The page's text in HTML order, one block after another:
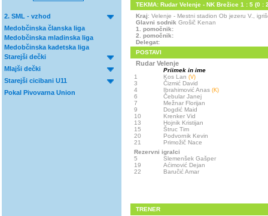
2. SML - vzhod
Medobčinska članska liga
Medobčinska mladinska liga
Medobčinska kadetska liga
Starejši dečki
Mlajši dečki
Starejši cicibani U11
Pokal Pivovarna Union
TEKMA: Rudar Velenje - NK Brežice 1 : 5 (0 :
Kraj: Velenje - Mestni stadion Ob jezeru V.,
Glavni sodnik Grošič Kenan
1. pomočnik:
2. pomočnik:
Delegat:
POSTAVI
Rudar Velenje
Priimek in ime
1
Kos Lan (V)
3
Čizmić David
4
Ibrahimović Anas (K)
6
Čebular Janej
7
Mežnar Florijan
9
Dogdić Maid
10
Krenker Vid
13
Hojnik Kristijan
15
Štruc Tim
20
Podvornik Kevin
21
Primožič Nace
Rezervni igralci
5
Slemenšek Gašper
19
Aćimović Dejan
22
Baručić Amar
TRENER